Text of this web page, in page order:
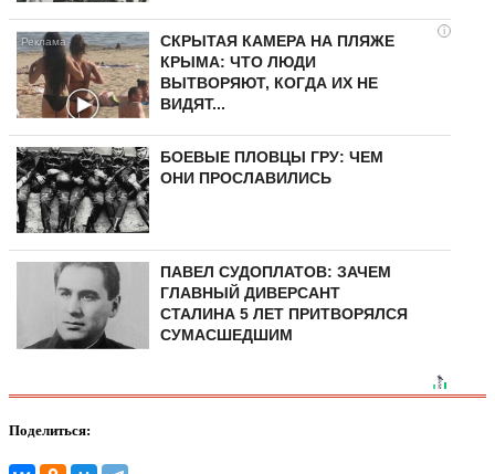
i
СКРЫТАЯ КАМЕРА НА ПЛЯЖЕ
КРЫМА: ЧТО ЛЮДИ
ВЫТВОРЯЮТ, КОГДА ИХ НЕ
ВИДЯТ...
БОЕВЫЕ ПЛОВЦЫ ГРУ: ЧЕМ
ОНИ ПРОСЛАВИЛИСЬ
ПАВЕЛ СУДОПЛАТОВ: ЗАЧЕМ
ГЛАВНЫЙ ДИВЕРСАНТ
СТАЛИНА 5 ЛЕТ ПРИТВОРЯЛСЯ
СУМАСШЕДШИМ
Поделиться: